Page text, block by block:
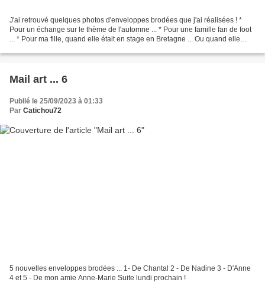
J'ai retrouvé quelques photos d'enveloppes brodées que j'ai réalisées ! *
Pour un échange sur le thème de l'automne ... * Pour une famille fan de foot
... * Pour ma fille, quand elle était en stage en Bretagne ... Ou quand elle
Mail art ... 6
Publié le 25/09/2023 à 01:33
Par Catichou72
5 nouvelles enveloppes brodées ... 1- De Chantal 2 - De Nadine 3 - D'Anne
4 et 5 - De mon amie Anne-Marie Suite lundi prochain !